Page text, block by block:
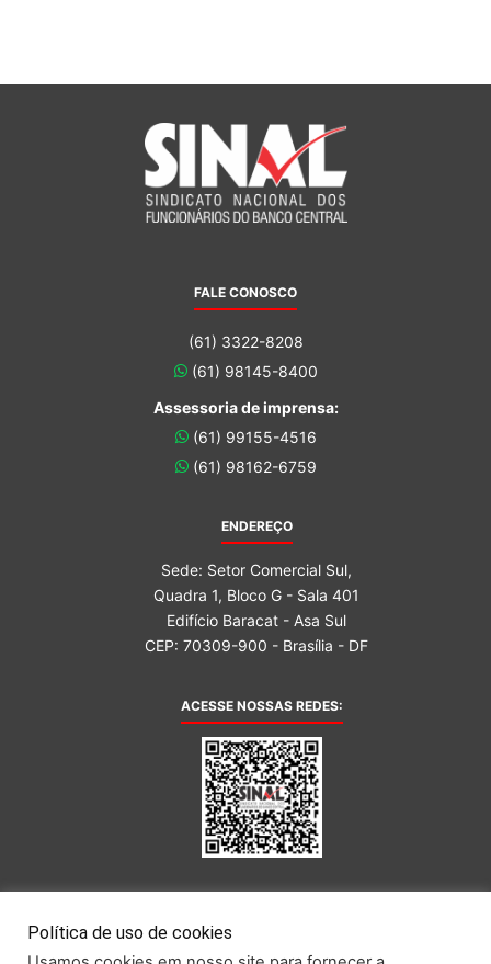
FALE CONOSCO
(61) 3322-8208
(61) 98145-8400
Assessoria de imprensa:
(61) 99155-4516
(61) 98162-6759
ENDEREÇO
Sede: Setor Comercial Sul,
Quadra 1, Bloco G - Sala 401
Edifício Baracat - Asa Sul
CEP: 70309-900 - Brasília - DF
ACESSE NOSSAS REDES:
Política de uso de cookies